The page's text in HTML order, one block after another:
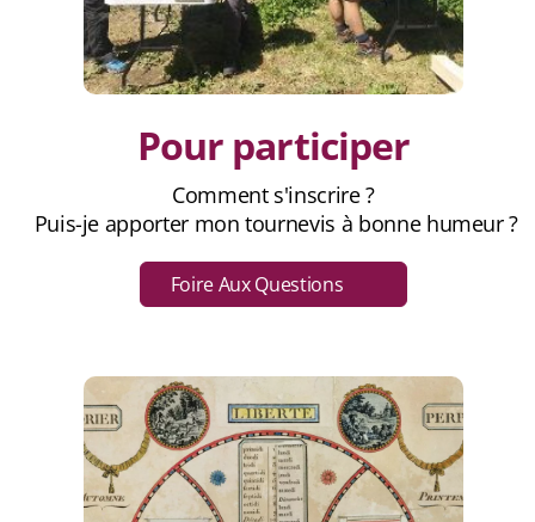
Pour participer
Comment s'inscrire ?
Puis-je apporter mon tournevis à bonne humeur ?
Foire Aux Questions